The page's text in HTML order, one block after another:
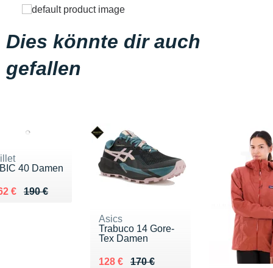
Dies könnte dir auch
gefallen
40 Damen
190 €
lieu de 190 €
€ 162 €
Asics
Trabuco 14 Gore-
Tex Damen
170 €
Au lieu de 170 €
128 €
Vendu 128 €